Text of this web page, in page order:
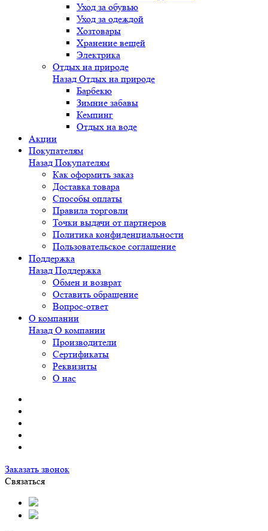
Уход за обувью
Уход за одеждой
Хозтовары
Хранение вещей
Электрика
Отдых на природе
Назад Отдых на природе
Барбекю
Зимние забавы
Кемпинг
Отдых на воде
Акции
Покупателям
Назад Покупателям
Как оформить заказ
Доставка товара
Способы оплаты
Правила торговли
Точки выдачи от партнеров
Политика конфиденциальности
Пользовательское соглашение
Поддержка
Назад Поддержка
Обмен и возврат
Оставить обращение
Вопрос-ответ
О компании
Назад О компании
Производители
Сертификаты
Реквизиты
О нас
Заказать звонок
Связаться